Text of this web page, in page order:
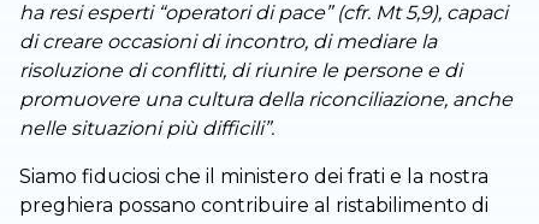
ha resi esperti “operatori di pace” (cfr. Mt 5,9), capaci
di creare occasioni di incontro, di mediare la
risoluzione di conflitti, di riunire le persone e di
promuovere una cultura della riconciliazione, anche
nelle situazioni più difficili”.
Siamo fiduciosi che il ministero dei frati e la nostra
preghiera possano contribuire al ristabilimento di